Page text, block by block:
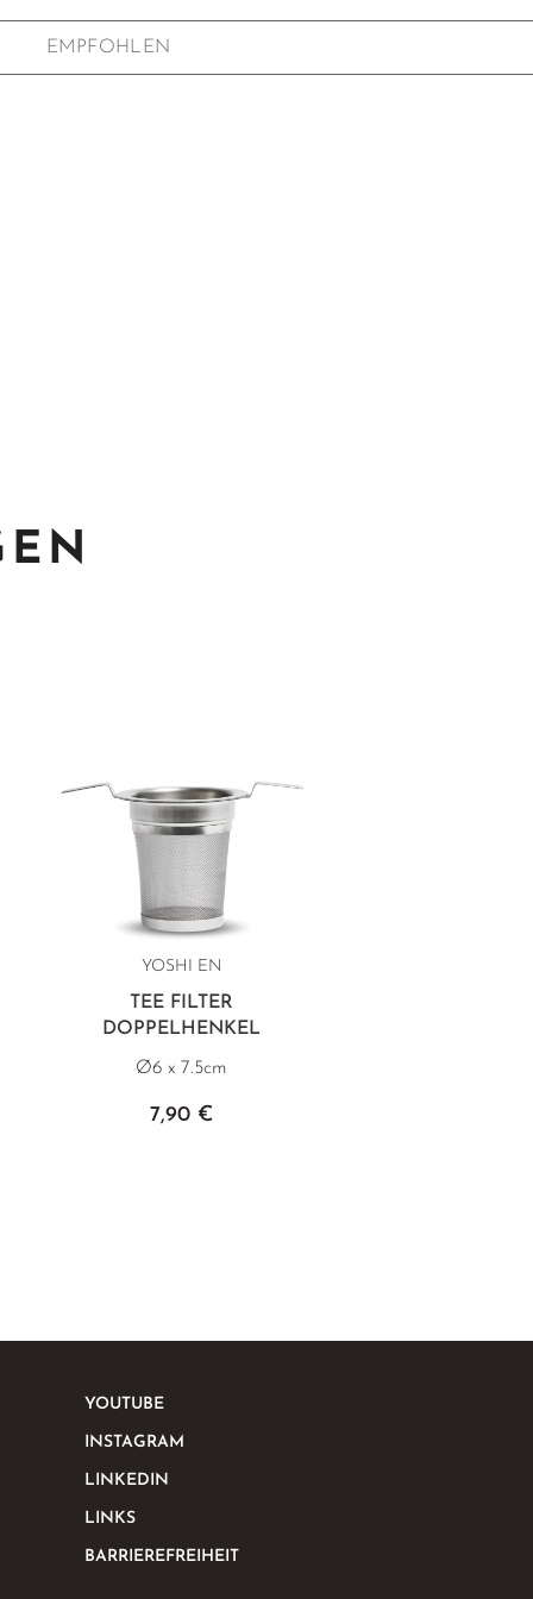
EMPFOHLEN
YOSHI EN
TEE FILTER
DOPPELHENKEL
Ø6 x 7.5cm
7,90 €
YOUTUBE
INSTAGRAM
LINKEDIN
LINKS
BARRIEREFREIHEIT